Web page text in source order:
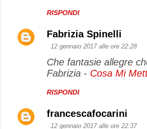
RISPONDI
Fabrizia Spinelli
12 gennaio 2017 alle ore 22:28
Che fantasie allegre
Fabrizia - Cosa Mi
RISPONDI
francescafocarini
12 gennaio 2017 alle ore 22:37